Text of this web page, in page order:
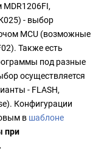
- выбор
MCU (возможные
Также есть
под разные
осуществляется
- FLASH,
Конфигурации
в шаблоне
при